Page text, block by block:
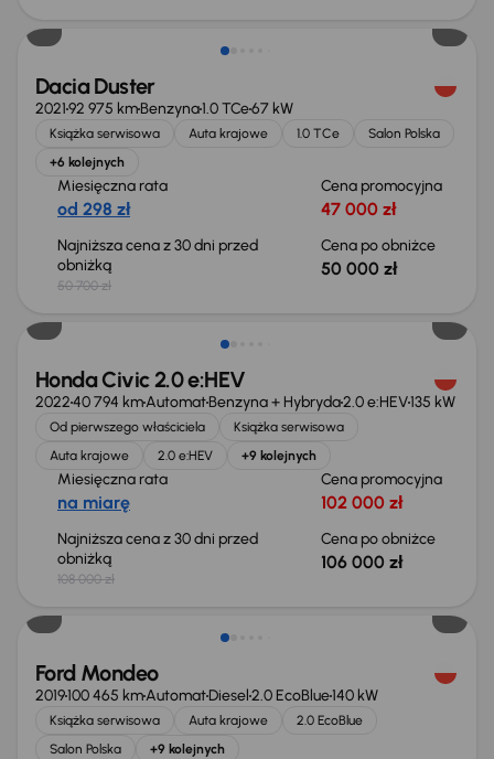
Dacia Duster
202192 975 kmBenzyna1.0 TCe67 kW
Książka serwisowa Auta krajowe 1.0 TCe
Salon Polska
+6 kolejnych
Miesięczna rata
od 298 zł
Cena promocyjna
47 000 zł
Najniższa cena z 30 dni przed
obniżką
50 700 zł
Cena po obniżce
50 000 zł
Taniej o 2 000 zł
Honda Civic 2.0 e:HEV
202240 794 kmAutomatBenzyna + Hybryda2.0 e:HEV135 kW
Od pierwszego właściciela
Książka serwisowa
Auta krajowe
2.0 e:HEV +9 kolejnych
Miesięczna rata
na miarę
Cena promocyjna
102 000 zł
Najniższa cena z 30 dni przed
obniżką
108 000 zł
Cena po obniżce
106 000 zł
Ford Mondeo
2019100 465 kmAutomatDiesel2.0 EcoBlue140 kW
Książka serwisowa Auta krajowe
2.0 EcoBlue
Salon Polska
+9 kolejnych